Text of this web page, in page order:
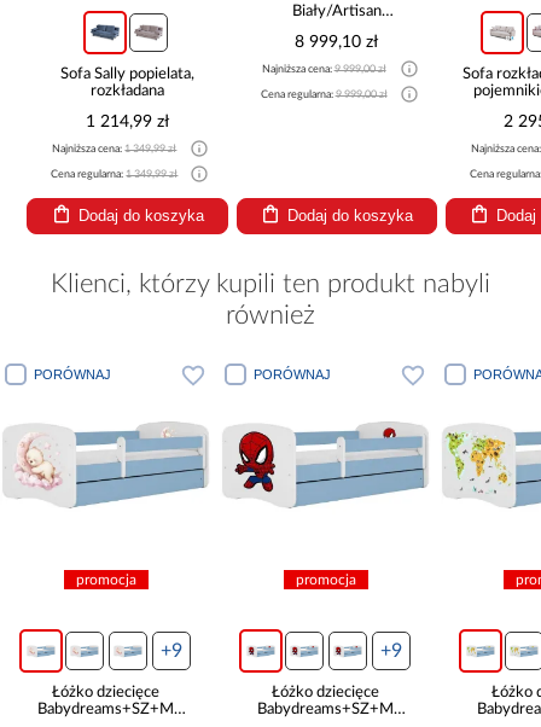
Sofa Sally popielata,
rozkładana
1 214,99 zł
Najniższa cena:1 349,99 zł
Cena regularna:1 349,99 zł
Dodaj do koszyka
Biały/Artisan
8 999,10 zł
Najniższa cena:9 999,00 zł
Cena regularna:9 999,00 zł
Dodaj do koszyka
Sofa
2
Najniższa
Cena
Klienci, którzy kupili ten produkt nabyli
również
PORÓWNAJ
promocja
+9
Łóżko dziecięce
Babydreams+SZ+M
PORÓWNAJ
promocja
+9
Łóżko dziecięce
Babydreams+SZ+M
Łóżko